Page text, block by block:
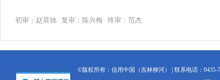
初审：赵晨驰 复审：陈兴梅 终审：范杰
©版权所有：信用中国（吉林柳河） | 联系电话：0435-